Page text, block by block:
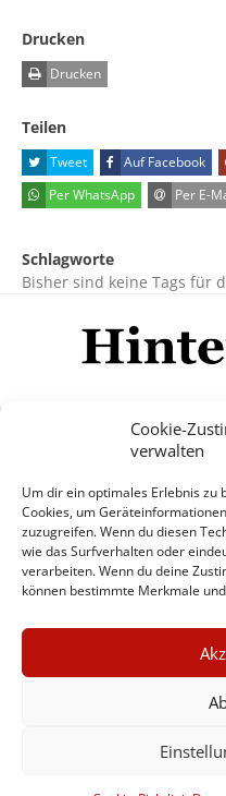
Cookie-
verwalten
Um dir ein optimales Erlebnis zu
Cookies, um
zuzugreifen. Wenn du diesen
wie das Surfverhalten oder
verarbeiten. Wenn du deine
können bestimmte Merkmale
Drucken
Drucken
Teilen
Tweet Auf Facebook
Per WhatsApp
Per E-
Schlagworte
Bisher sind keine Tags für
© Copyright
Zum
erscheint